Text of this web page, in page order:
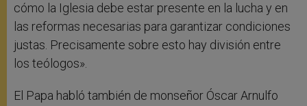
cómo la Iglesia debe estar presente en la lucha y en
las reformas necesarias para garantizar condiciones
justas. Precisamente sobre esto hay división entre
los teólogos».
El Papa habló también de monseñor Óscar Arnulfo